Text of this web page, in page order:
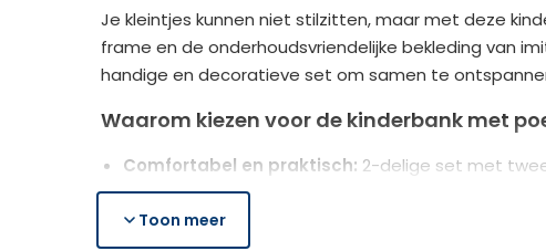
Je kleintjes kunnen niet stilzitten, maar met deze
frame en de onderhoudsvriendelijke bekleding van
handige en decoratieve set om samen te
Waarom kiezen voor de kinderbank met
Comfortabel en praktisch: 2-delige set met
Veilig ontwerp:
Gemakkelijk schoon te maken:
Toon meer